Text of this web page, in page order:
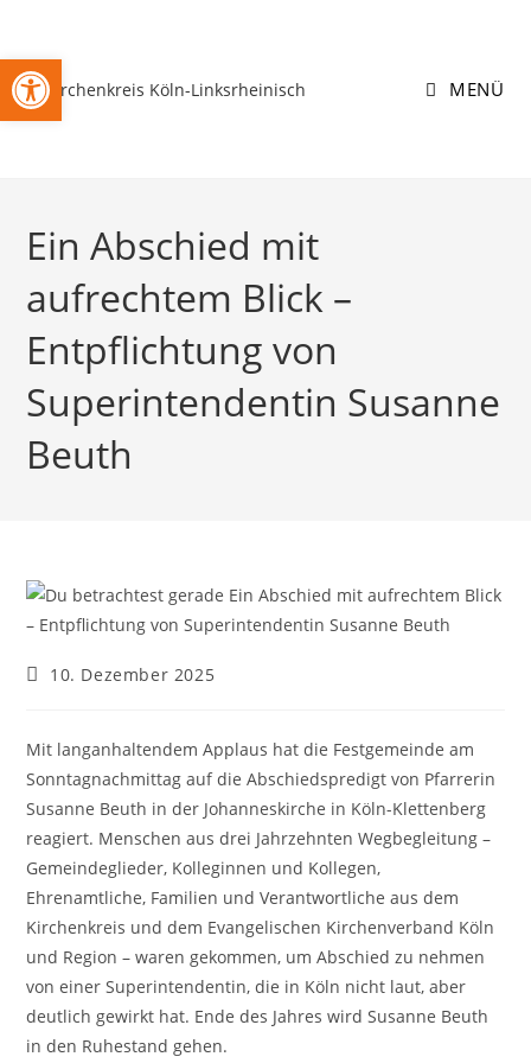
springen
MENÜ
Ein Abschied mit
aufrechtem Blick –
Entpflichtung von
Superintendentin Susanne
Beuth
Beitrag
10. Dezember 2025
Mit langanhaltendem Applaus hat die Festgemeinde am
Sonntagnachmittag auf die Abschiedspredigt von Pfarrerin
Susanne Beuth in der Johanneskirche in Köln-Klettenberg
reagiert. Menschen aus drei Jahrzehnten Wegbegleitung –
Gemeindeglieder, Kolleginnen und Kollegen,
Ehrenamtliche, Familien und Verantwortliche aus dem
Kirchenkreis und dem Evangelischen Kirchenverband Köln
und Region – waren gekommen, um Abschied zu nehmen
von einer Superintendentin, die in Köln nicht laut, aber
deutlich gewirkt hat. Ende des Jahres wird Susanne Beuth
in den Ruhestand gehen.
Open toolbar